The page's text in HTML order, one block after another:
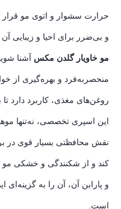
حرارت سشوار و اتوی مو قرار
و بی‌ضرر برای احیا و زیبایی
مو خاویار گلدن مکس آشنا
منحصربه‌فرد و بهره‌گیری از
روغن‌های مغذی، کاربرد دارد
این اسپری تخصصی، نه‌تنها
نقش محافظتی بسیار قوی در
کند و از شکنندگی و خشکی
و پارابن آن، آن را به
است.